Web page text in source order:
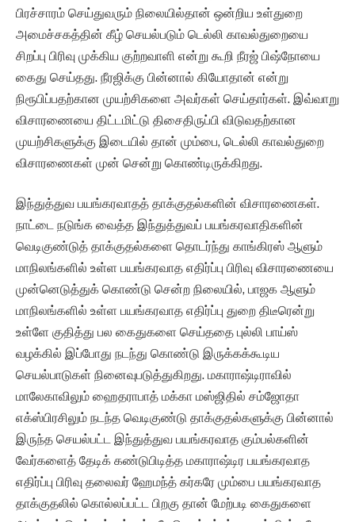
பிரச்சாரம் செய்துவரும் நிலையில்தான் ஒன்றிய உள்துறை
அமைச்சகத்தின் கீழ் செயல்படும் டெல்லி காவல்துறையை
சிறப்பு பிரிவு முக்கிய குற்றவாளி என்று கூறி நீரஜ் பிஷ்நோயை
கைது செய்தது. நீரஜிக்கு பின்னால் கியோதான் என்று
நிரூபிப்பதற்கான முயற்சிகளை அவர்கள் செய்தார்கள். இவ்வாறு
விசாரணையை திட்டமிட்டு திசைதிருப்பி விடுவதற்கான
முயற்சிகளுக்கு இடையில் தான் மும்பை, டெல்லி காவல்துறை
விசாரணைகள் முன் சென்று கொண்டிருக்கிறது.
இந்துத்துவ பயங்கரவாதத் தாக்குதல்களின் விசாரணைகள்.
நாட்டை நடுங்க வைத்த இந்துத்துவப் பயங்கரவாதிகளின்
வெடிகுண்டுத் தாக்குதல்களை தொடர்ந்து காங்கிரஸ் ஆளும்
மாநிலங்களில் உள்ள பயங்கரவாத எதிர்ப்பு பிரிவு விசாரணையை
முன்னெடுத்துக் கொண்டு சென்ற நிலையில், பாஜக ஆளும்
மாநிலங்களில் உள்ள பயங்கரவாத எதிர்ப்பு துறை திடீரென்று
உள்ளே குதித்து பல கைதுகளை செய்ததை புல்லி பாய்ஸ்
வழக்கில் இப்போது நடந்து கொண்டு இருக்கக்கூடிய
செயல்பாடுகள் நினைவுபடுத்துகிறது. மகாராஷ்டிராவில்
மாலேகாவிலும் ஹைதராபாத் மக்கா மஸ்ஜிதில் சம்ஜோதா
எக்ஸ்பிரசிலும் நடந்த வெடிகுண்டு தாக்குதல்களுக்கு பின்னால்
இருந்த செயல்பட்ட இந்துத்துவ பயங்கரவாத கும்பல்களின்
வேர்களைத் தேடிக் கண்டுபிடித்த மகாராஷ்டிர பயங்கரவாத
எதிர்ப்பு பிரிவு தலைவர் ஹேமந்த் கர்கரே மும்பை பயங்கரவாத
தாக்குதலில் கொல்லப்பட்ட பிறகு தான் மேற்படி கைதுகளை